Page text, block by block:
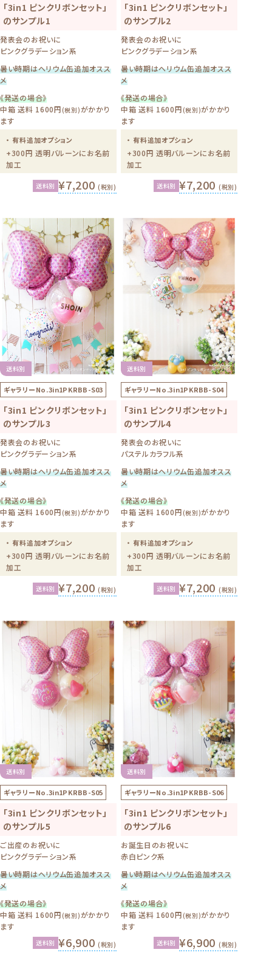
「3in1 ピンクリボンセット」
のサンプル1
発表会のお祝いに
ピンクグラデーション系
暑い時期はヘリウム缶追加オスス
メ
《発送の場合》
中箱 送料 1600円 (税別)がかかり
ます
・ 有料追加オプション
+300円 透明バルーンにお名前
加工
送料別 ¥7,200(税別)
「3in1 ピンクリボンセット」
のサンプル2
発表会のお祝いに
ピンクグラデーション系
暑い時期はヘリウム缶追加オスス
メ
《発送の場合》
中箱 送料 1600円 (税別)がかかり
ます
・ 有料追加オプション
+300円 透明バルーンにお名前
加工
送料別 ¥7,200 (税別)
送料別
ギャラリーNo.3in1PKRBB-S03
「3in1 ピンクリボンセット」
のサンプル3
発表会のお祝いに
ピンクグラデーション系
暑い時期はヘリウム缶追加オスス
メ
《発送の場合》
中箱 送料 1600円 (税別)がかかり
ます
・ 有料追加オプション
+300円 透明バルーンにお名前
加工
送料別 ¥7,200(税別)
送料別
ギャラリーNo.3in1PKRBB-S04
「3in1 ピンクリボンセット」
のサンプル4
発表会のお祝いに
パステルカラフル系
暑い時期はヘリウム缶追加オスス
メ
《発送の場合》
中箱 送料 1600円 (税別)がかかり
ます
・ 有料追加オプション
+300円 透明バルーンにお名前
加工
送料別 ¥7,200 (税別)
送料別
ギャラリーNo.3in1PKRBB-S05
「3in1 ピンクリボンセット」
のサンプル5
ご出産のお祝いに
ピンクグラデーション系
暑い時期はヘリウム缶追加オスス
メ
《発送の場合》
中箱 送料 1600円 (税別)がかかり
ます
送料別 ¥6,900(税別)
送料別
ギャラリーNo.3in1PKRBB-S06
「3in1 ピンクリボンセット」
のサンプル6
お誕生日のお祝いに
赤白ピンク系
暑い時期はヘリウム缶追加オスス
メ
《発送の場合》
中箱 送料 1600円 (税別)がかかり
ます
送料別 ¥6,900 (税別)